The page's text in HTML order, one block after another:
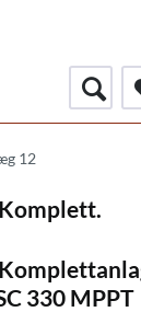
12
330 MPPT